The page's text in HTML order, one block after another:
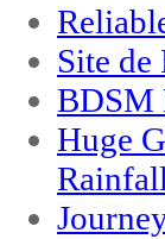
Site
BDSM
Huge